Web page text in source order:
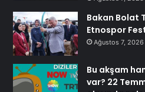
Bakan Bolat
Etnospor
Ağustos 7, 2026
Bu akşam
var? 22